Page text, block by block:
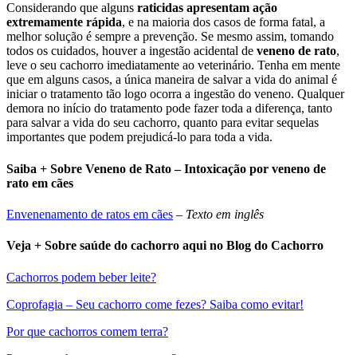
Considerando que alguns raticidas apresentam ação
extremamente rápida, e na maioria dos casos de forma fatal, a
melhor solução é sempre a prevenção. Se mesmo assim, tomando
todos os cuidados, houver a ingestão acidental de veneno de rato,
leve o seu cachorro imediatamente ao veterinário. Tenha em mente
que em alguns casos, a única maneira de salvar a vida do animal é
iniciar o tratamento tão logo ocorra a ingestão do veneno. Qualquer
demora no início do tratamento pode fazer toda a diferença, tanto
para salvar a vida do seu cachorro, quanto para evitar sequelas
importantes que podem prejudicá-lo para toda a vida.
Saiba + Sobre Veneno de Rato – Intoxicação por veneno de
rato em cães
Envenenamento de ratos em cães – Texto em inglês
Veja + Sobre saúde do cachorro aqui no Blog do Cachorro
Cachorros podem beber leite?
Coprofagia – Seu cachorro come fezes? Saiba como evitar!
Por que cachorros comem terra?